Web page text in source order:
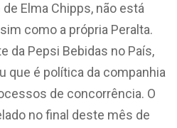
Elma Chipps, não está
como a própria Peralta.
da Pepsi Bebidas no País,
que é política da companhia
de concorrência. O
no final deste mês de